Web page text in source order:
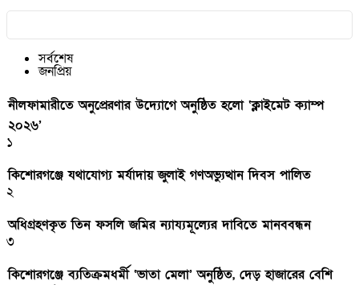
সর্বশেষ
জনপ্রিয়
নীলফামারীতে অনুপ্রেরণার উদ্যোগে অনুষ্ঠিত হলো ‘ক্লাইমেট ক্যাম্প
২০২৬’
১
কিশোরগঞ্জে যথাযোগ্য মর্যাদায় জুলাই গণঅভ্যুত্থান দিবস পালিত
২
অধিগ্রহণকৃত তিন ফসলি জমির ন্যায্যমূল্যের দাবিতে মানববন্ধন
৩
কিশোরগঞ্জে ব্যতিক্রমধর্মী ‘ভাতা মেলা’ অনুষ্ঠিত, দেড় হাজারের বেশি